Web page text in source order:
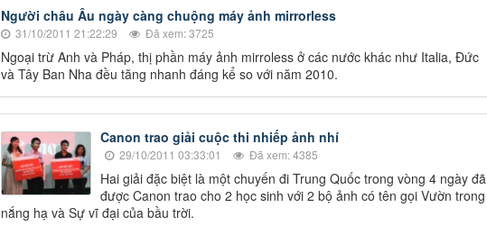
Người châu Âu ngày càng chuộng máy ảnh mirrorless
31/10/2011 21:22:29 Đã xem: 3725
Ngoại trừ Anh và Pháp, thị phần máy ảnh mirroless ở các nước khác như Italia, Đức
và Tây Ban Nha đều tăng nhanh đáng kể so với năm 2010.
Canon trao giải cuộc thi nhiếp ảnh nhí
29/10/2011 03:33:01 Đã xem: 4385
Hai giải đặc biệt là một chuyến đi Trung Quốc trong vòng 4 ngày đã
được Canon trao cho 2 học sinh với 2 bộ ảnh có tên gọi Vườn trong
nắng hạ và Sự vĩ đại của bầu trời.